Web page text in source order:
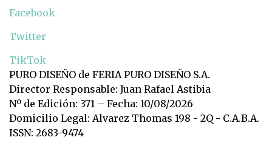
Facebook
Twitter
TikTok
PURO DISEÑO de FERIA PURO DISEÑO S.A.
Director Responsable: Juan Rafael Astibia
Nº de Edición: 371 – Fecha: 10/08/2026
Domicilio Legal: Alvarez Thomas 198 - 2Q - C.A.B.A.
ISSN: 2683-9474